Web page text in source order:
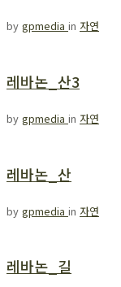
by gpmedia in 자연
레바논_산3
by gpmedia in 자연
레바논_산
by gpmedia in 자연
레바논_길